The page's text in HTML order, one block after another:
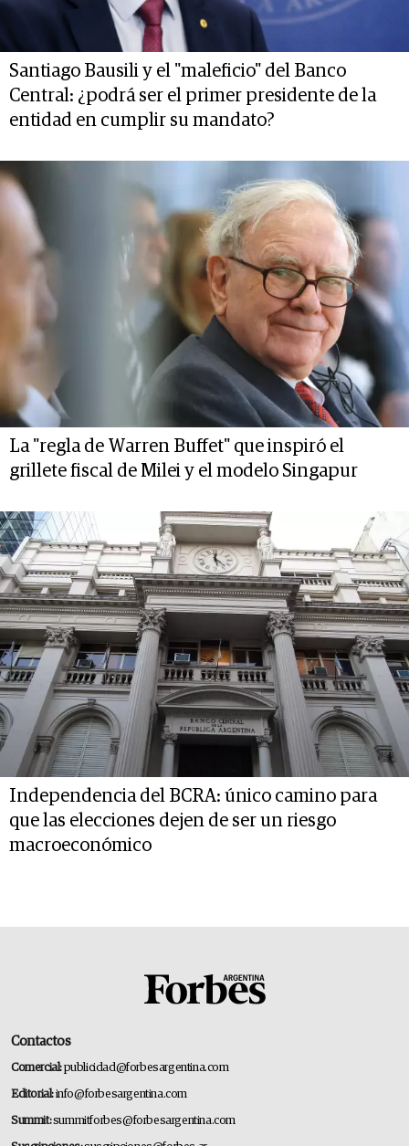
Santiago Bausili y el "maleficio" del Banco
Central: ¿podrá ser el primer presidente de la
entidad en cumplir su mandato?
La "regla de Warren Buffet" que inspiró el
grillete fiscal de Milei y el modelo Singapur
Independencia del BCRA: único camino para
que las elecciones dejen de ser un riesgo
macroeconómico
Contactos
Comercial:publicidad@forbesargentina.com
Editorial:info@forbesargentina.com
Summit:summitforbes@forbesargentina.com